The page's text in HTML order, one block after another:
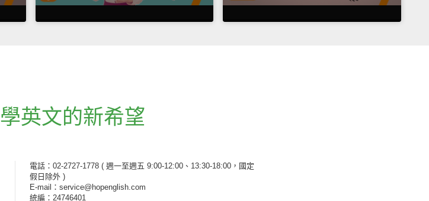
學英文的新希望
電話：02-2727-1778 ( 週一至週五 9:00-12:00、13:30-18:00，國定
假日除外 )
E-mail：service@hopenglish.com
統編：24746401